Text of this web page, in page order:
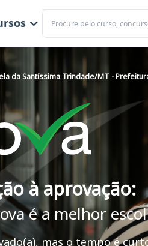
Buscar
da Santíssima Trindade/MT -
à aprovação:
é a melhor
mas o tempo é